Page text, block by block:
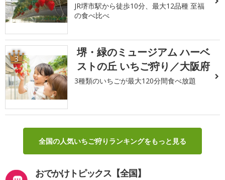
JR堺市駅から徒歩10分、最大12品種 至福
の食べ比べ
3
堺・緑のミュージアム ハーベ
ストの丘 いちご狩り／大阪府
3種類のいちごが最大120分間食べ放題
全国の人気いちご狩りランキングをもっと見る
おでかけトピックス【全国】